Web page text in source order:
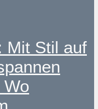
Mit Stil auf